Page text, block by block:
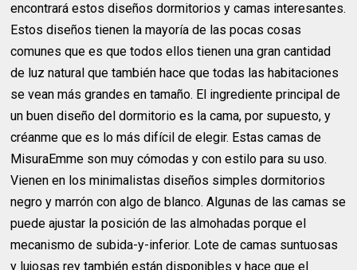
encontrará estos diseños dormitorios y camas interesantes.
Estos diseños tienen la mayoría de las pocas cosas
comunes que es que todos ellos tienen una gran cantidad
de luz natural que también hace que todas las habitaciones
se vean más grandes en tamaño. El ingrediente principal de
un buen diseño del dormitorio es la cama, por supuesto, y
créanme que es lo más difícil de elegir. Estas camas de
MisuraEmme son muy cómodas y con estilo para su uso.
Vienen en los minimalistas diseños simples dormitorios
negro y marrón con algo de blanco. Algunas de las camas se
puede ajustar la posición de las almohadas porque el
mecanismo de subida-y-inferior. Lote de camas suntuosas
y lujosas rey también están disponibles y hace que el